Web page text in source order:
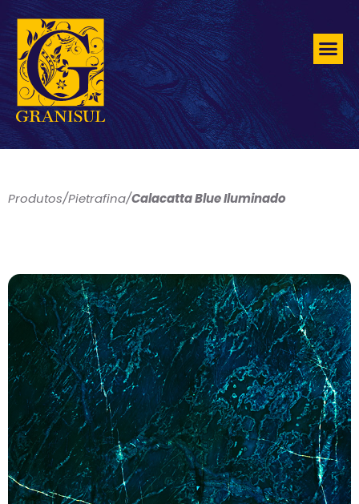
Produtos/Pietrafina/Calacatta Blue Iluminado